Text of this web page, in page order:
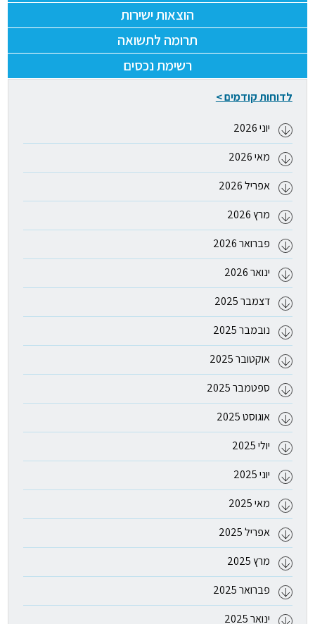
הוצאות ישירות
תרומה לתשואה
רשימת נכסים
לדוחות קודמים >
יוני 2026
מאי 2026
אפריל 2026
מרץ 2026
פברואר 2026
ינואר 2026
דצמבר 2025
נובמבר 2025
אוקטובר 2025
ספטמבר 2025
אוגוסט 2025
יולי 2025
יוני 2025
מאי 2025
אפריל 2025
מרץ 2025
פברואר 2025
ינואר 2025